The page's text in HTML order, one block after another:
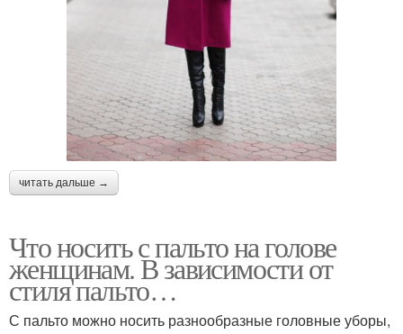
читать дальше →
Что носить с пальто на голове
женщинам. В зависимости от
стиля пальто…
С пальто можно носить разнообразные головные уборы,